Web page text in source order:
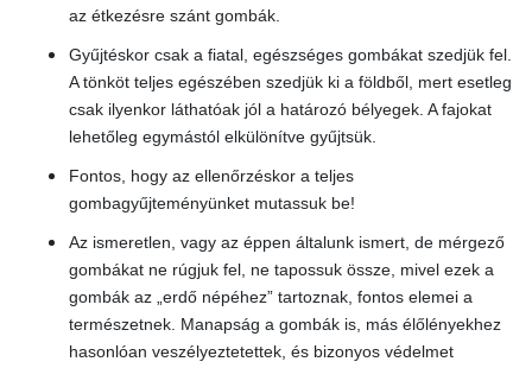
az étkezésre szánt gombák.
Gyűjtéskor csak a fiatal, egészséges gombákat szedjük fel.
A tönköt teljes egészében szedjük ki a földből, mert esetleg
csak ilyenkor láthatóak jól a határozó bélyegek. A fajokat
lehetőleg egymástól elkülönítve gyűjtsük.
Fontos, hogy az ellenőrzéskor a teljes
gombagyűjteményünket mutassuk be!
Az ismeretlen, vagy az éppen általunk ismert, de mérgező
gombákat ne rúgjuk fel, ne tapossuk össze, mivel ezek a
gombák az „erdő népéhez” tartoznak, fontos elemei a
természetnek. Manapság a gombák is, más élőlényekhez
hasonlóan veszélyeztetettek, és bizonyos védelmet